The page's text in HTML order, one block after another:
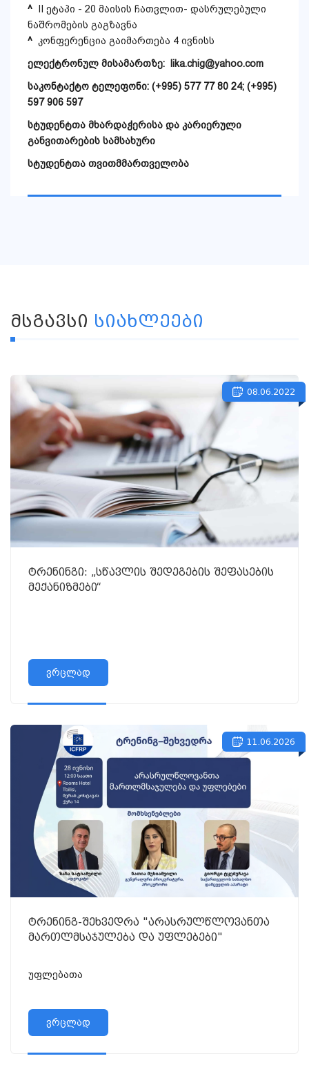
^
II ეტაპი - 20 მაისის ჩათვლით- დასრულებული
ნაშრომების გაგზავნა
^ კონფერენცია გაიმართება 4 ივნისს
ელექტრონულ მისამართზე: lika.chig@yahoo.com
საკონტაქტო ტელეფონი: (+995) 577 77 80 24; (+995)
597 906 597
სტუდენტთა მხარდაჭერისა და კარიერული
განვითარების სამსახური
სტუდენტთა თვითმმართველობა
ᲛᲡᲒᲐᲕᲡᲘ ᲡᲘᲐᲮᲚᲔᲔᲑᲘ
08.06.2022
ტრენინგი: „სწავლის შედეგების შეფასების
მექანიზმები“
ვრცლად
11.06.2026
ტრენინგ-შეხვედრა "არასრულწლოვანთა
მართლმსაჯულება და უფლებები"
უფლებათა
ვრცლად